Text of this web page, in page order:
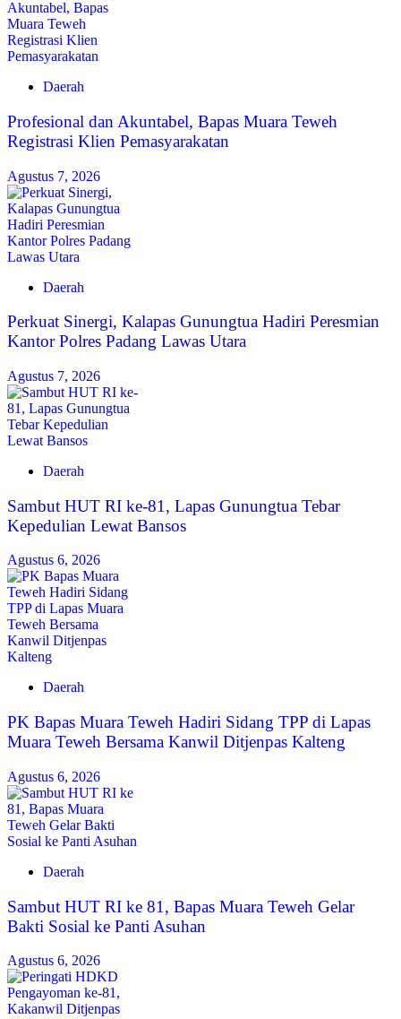
Daerah
‎Profesional dan Akuntabel, Bapas Muara Teweh
Registrasi Klien Pemasyarakatan
Agustus 7, 2026
Daerah
Perkuat Sinergi, Kalapas Gunungtua Hadiri Peresmian
Kantor Polres Padang Lawas Utara
Agustus 7, 2026
Daerah
Sambut HUT RI ke-81, Lapas Gunungtua Tebar
Kepedulian Lewat Bansos
Agustus 6, 2026
Daerah
‎PK Bapas Muara Teweh Hadiri Sidang TPP di Lapas
Muara Teweh Bersama Kanwil Ditjenpas Kalteng
Agustus 6, 2026
Daerah
‎Sambut HUT RI ke 81, Bapas Muara Teweh Gelar
Bakti Sosial ke Panti Asuhan
Agustus 6, 2026